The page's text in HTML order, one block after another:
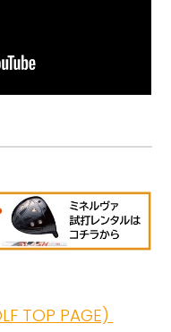
TOP PAGE)